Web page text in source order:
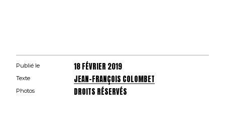
Publié le 18 FÉVRIER 2019
Texte JEAN-FRANÇOIS COLOMBET
Photos DROITS RÉSERVÉS